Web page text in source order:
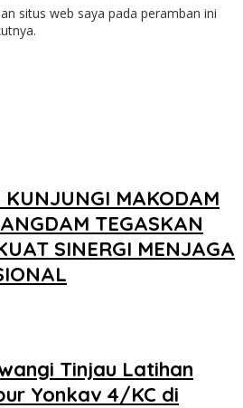
situs web saya pada peramban ini
KUNJUNGI MAKODAM
TEGASKAN
SINERGI MENJAGA
Tinjau Latihan
Yonkav 4/KC di